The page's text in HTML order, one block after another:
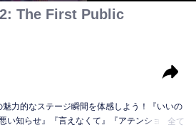
The First Public
力的なステージ瞬間を体感しよう！『いいの
い知らせ』『言えなくて』『アテンション』
全て